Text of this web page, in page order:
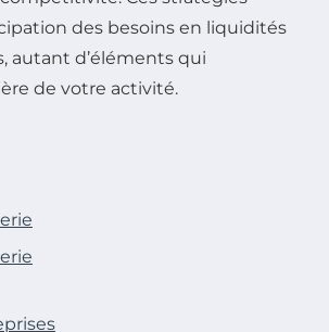
des besoins en liquidités
autant d’éléments qui
de votre activité.